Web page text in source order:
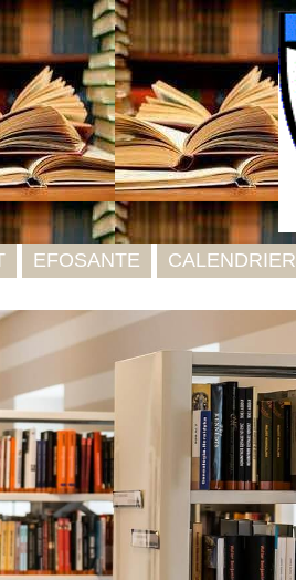
EFOSANTE CALENDRIER